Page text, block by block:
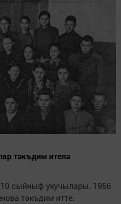
тәкъдим ителә
сыйныф укучылары. 1956
тәкъдим итте.